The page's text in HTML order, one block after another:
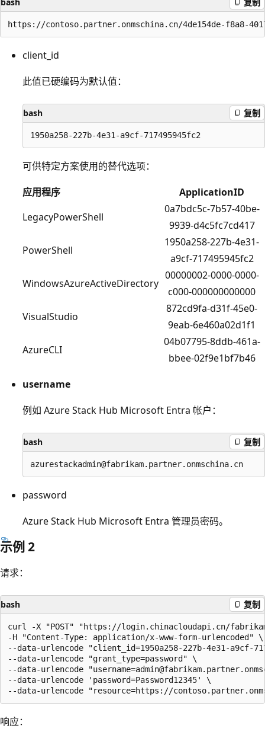
client_id
此值已硬编码为默认值：
bash 复制
可供特定方案使用的替代选项：
应用程序
ApplicationID
LegacyPowerShell
0a7bdc5c-7b57-40be-
9939-d4c5fc7cd417
PowerShell
1950a258-227b-4e31-
a9cf-717495945fc2
WindowsAzureActiveDirectory
00000002-0000-0000-
c000-000000000000
VisualStudio
872cd9fa-d31f-45e0-
9eab-6e460a02d1f1
AzureCLI
04b07795-8ddb-461a-
bbee-02f9e1bf7b46
username
例如 Azure Stack Hub Microsoft Entra 帐户：
bash 复制
password
Azure Stack Hub Microsoft Entra 管理员密码。
示例 2
请求：
bash 复制
curl -X "POST" "https://login.chinacloudapi.cn/
-H "Content-Type: application/x-www-form-urlencoded" \
--data-urlencode "client_id=1950a258-227b-4e31-a9cf-
--data-urlencode "grant_type=password" \
--data-urlencode
--data-urlencode 'password=Password12345' \
响应：